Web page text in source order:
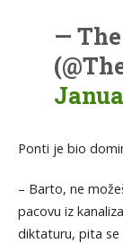
—
Ponti je bio
– Barto, ne
pacovu iz
diktaturu, pita